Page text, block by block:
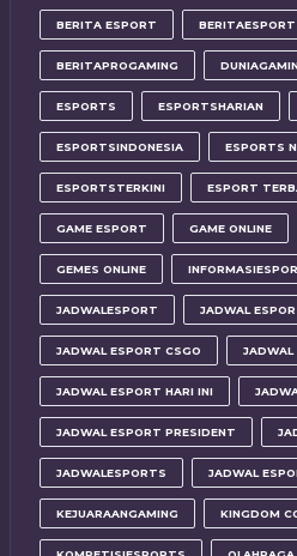
BERITA ESPORT
BERITAPROGAMING
ESPORTS ESPORTSHARIAN
ESPORTSINDONESIA ESPORTS
ESPORTSTERKINI ESPORT
GAME ESPORT GAME ONLINE
GEMES ONLINE
JADWALESPORT JADWAL
JADWAL ESPORT CSGO
JADWAL ESPORT HARI INI
JADWAL ESPORT PRESIDENT
JADWALESPORTS JADWAL
KEJUARAANGAMING KINGDOM